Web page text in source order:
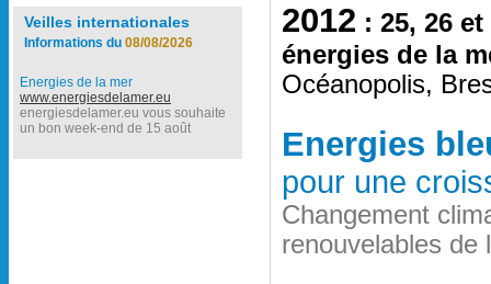
Veilles internationales
Informations du 08/08/2026
Energies de la mer
www.energiesdelamer.eu
energiesdelamer.eu vous souhaite
un bon week-end de 15 août
2012 : 25, 26
énergies de la
Océanopolis,
Energies
pour une
Changement
renouvelables de